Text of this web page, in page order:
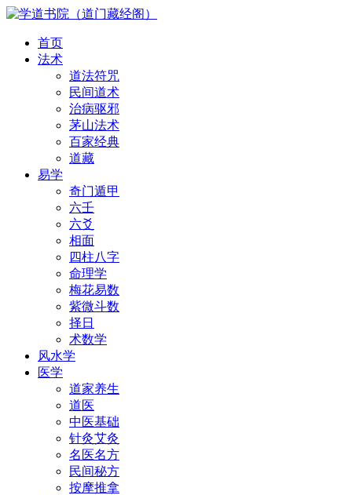
首页
法术
道法符咒
民间道术
治病驱邪
茅山法术
百家经典
道藏
易学
奇门遁甲
六壬
六爻
相面
四柱八字
命理学
梅花易数
紫微斗数
择日
术数学
风水学
医学
道家养生
道医
中医基础
针灸艾灸
名医名方
民间秘方
按摩推拿